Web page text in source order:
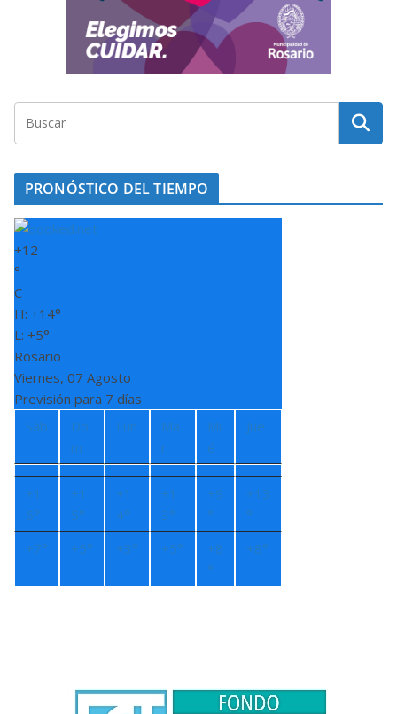
PRONÓSTICO DEL TIEMPO
+12
°
C
H: +14°
L: +5°
Rosario
Viernes, 07 Agosto
Previsión para 7 días
Sáb
Do
m
Lun
Ma
r
Mi
é
Jue
+1
6°
+1
5°
+1
4°
+1
3°
+9
°
+13
°
+7° +5° +3° +5° +8
°
+8°